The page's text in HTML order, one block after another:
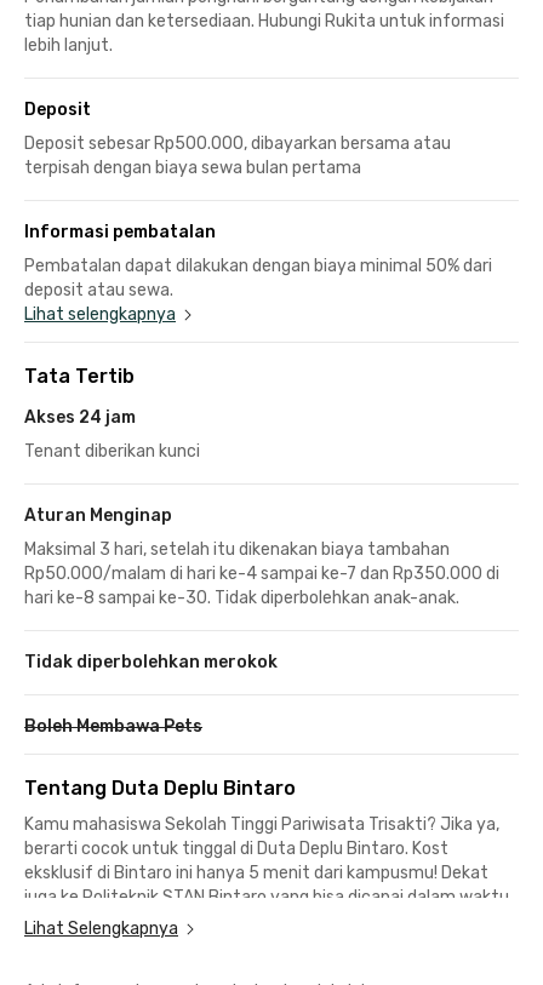
tiap hunian dan ketersediaan. Hubungi Rukita untuk informasi
lebih lanjut.
Deposit
Deposit sebesar Rp500.000, dibayarkan bersama atau
terpisah dengan biaya sewa bulan pertama
Informasi pembatalan
Pembatalan dapat dilakukan dengan biaya minimal 50% dari
deposit atau sewa.
Lihat selengkapnya
Tata Tertib
Akses 24 jam
Tenant diberikan kunci
Aturan Menginap
Maksimal 3 hari, setelah itu dikenakan biaya tambahan
Rp50.000/malam di hari ke-4 sampai ke-7 dan Rp350.000 di
hari ke-8 sampai ke-30. Tidak diperbolehkan anak-anak.
Tidak diperbolehkan merokok
Boleh Membawa Pets
Tentang Duta Deplu Bintaro
Kamu mahasiswa Sekolah Tinggi Pariwisata Trisakti? Jika ya,
berarti cocok untuk tinggal di Duta Deplu Bintaro. Kost
eksklusif di Bintaro ini hanya 5 menit dari kampusmu! Dekat
juga ke Politeknik STAN Bintaro yang bisa dicapai dalam waktu
11 menit berkendara dari kampus STAN, lho.
Lihat Selengkapnya